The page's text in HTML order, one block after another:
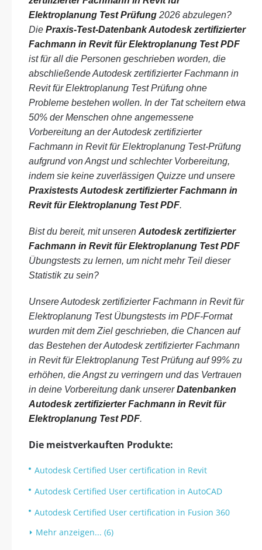
Elektroplanung Test Prüfung 2026 abzulegen?
Die Praxis-Test-Datenbank Autodesk zertifizierter
Fachmann in Revit für Elektroplanung Test PDF
ist für all die Personen geschrieben worden, die
abschließende Autodesk zertifizierter Fachmann in
Revit für Elektroplanung Test Prüfung ohne
Probleme bestehen wollen. In der Tat scheitern etwa
50% der Menschen ohne angemessene
Vorbereitung an der Autodesk zertifizierter
Fachmann in Revit für Elektroplanung Test-Prüfung
aufgrund von Angst und schlechter Vorbereitung,
indem sie keine zuverlässigen Quizze und unsere
Praxistests Autodesk zertifizierter Fachmann in
Revit für Elektroplanung Test PDF.
Bist du bereit, mit unseren Autodesk zertifizierter
Fachmann in Revit für Elektroplanung Test PDF
Übungstests zu lernen, um nicht mehr Teil dieser
Statistik zu sein?
Unsere Autodesk zertifizierter Fachmann in Revit für
Elektroplanung Test Übungstests im PDF-Format
wurden mit dem Ziel geschrieben, die Chancen auf
das Bestehen der Autodesk zertifizierter Fachmann
in Revit für Elektroplanung Test Prüfung auf 99% zu
erhöhen, die Angst zu verringern und das Vertrauen
in deine Vorbereitung dank unsererDatenbanken
Autodesk zertifizierter Fachmann in Revit für
Elektroplanung Test PDF.
Die meistverkauften Produkte:
Autodesk Certified User certification in Revit
Autodesk Certified User certification in AutoCAD
Autodesk Certified User certification in Fusion 360
Mehr anzeigen... (6)